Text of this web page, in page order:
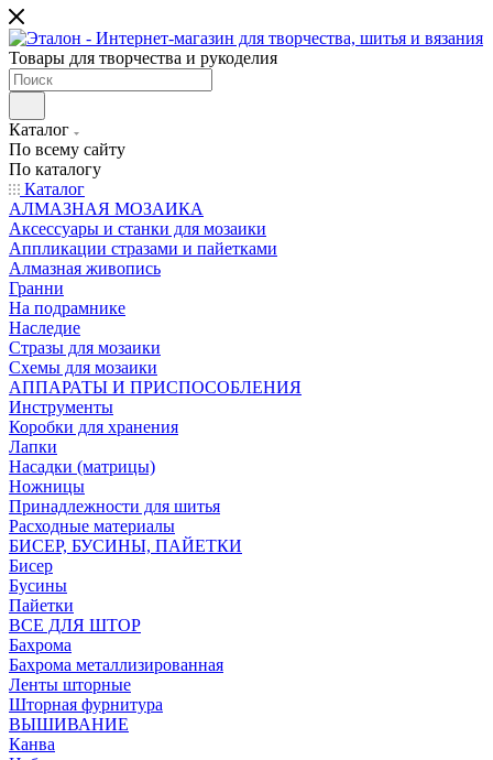
Товары для творчества и рукоделия
Каталог
По всему сайту
По каталогу
Каталог
АЛМАЗНАЯ МОЗАИКА
Аксессуары и станки для мозаики
Аппликации стразами и пайетками
Алмазная живопись
Гранни
На подрамнике
Наследие
Стразы для мозаики
Схемы для мозаики
АППАРАТЫ И ПРИСПОСОБЛЕНИЯ
Инструменты
Коробки для хранения
Лапки
Насадки (матрицы)
Ножницы
Принадлежности для шитья
Расходные материалы
БИСЕР, БУСИНЫ, ПАЙЕТКИ
Бисер
Бусины
Пайетки
ВСЕ ДЛЯ ШТОР
Бахрома
Бахрома металлизированная
Ленты шторные
Шторная фурнитура
ВЫШИВАНИЕ
Канва